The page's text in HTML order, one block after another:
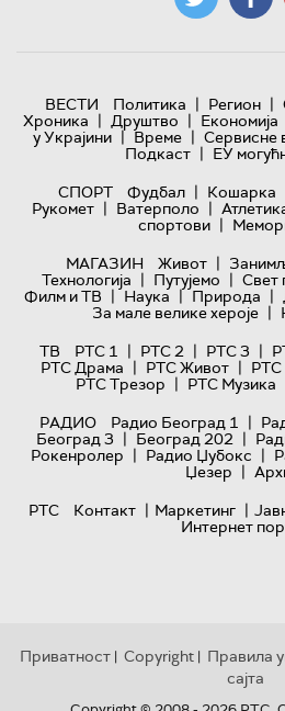
ВЕСТИ Политика | Регион |
Хроника | Друштво | Економија
у Украјини | Време | Сервисне
Подкаст | ЕУ
СПОРТ
Фудбал | Кошарка
Рукомет | Ватерполо |
спортови |
МАГАЗИН
Живот |
Технологијa | Путујемо | Свет
Филм и ТВ | Наука | Природа |
За мале велике хероје |
ТВ
РТС 1 | РТС 2 | РТС 3 |
РТС Драма | РТС Живот | РТС
РТС Трезор | РТС Музика
РАДИО
Радио Београд 1 |
Београд 3 | Београд 202 |
Рокенролер | Радио Џубокс |
Џезер |
РТС
Контакт | Маркетинг |
Интернет
Приватност | Copyright | Правила
сајта